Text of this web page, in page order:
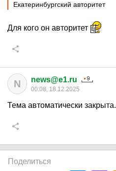
Екатеринбургский авторитет
Для кого он авторитет
N news@e1.ru
00:08, 18.12.2025
Тема автоматически закрыта.
Поделиться